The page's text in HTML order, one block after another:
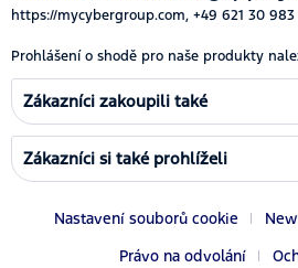
https://mycybergroup.com, +49 621 30
Prohlášení o shodě pro naše produkty
Zákazníci zakoupili také
Zákazníci si také prohlíželi
Nastavení souborů cookie
Právo na odvolání